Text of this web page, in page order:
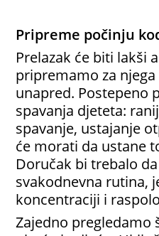
Pripreme počinju
Prelazak će biti lakši
pripremamo za
unapred. Postepeno
spavanja djeteta:
spavanje, ustajanje
će morati da ustane
Doručak bi trebalo
svakodnevna rutina,
koncentraciji i
Zajedno